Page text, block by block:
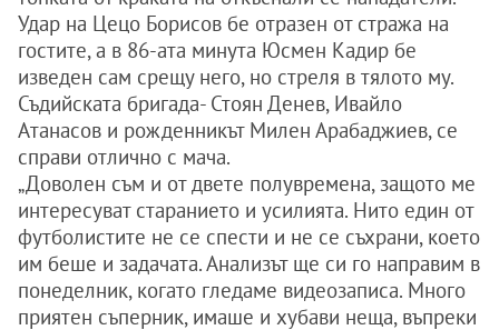
Удар на Цецо Борисов бе отразен от стража на
гостите, а в 86-ата минута Юсмен Кадир бе
изведен сам срещу него, но стреля в тялото му.
Съдийската бригада- Стоян Денев, Ивайло
Атанасов и рожденникът Милен Арабаджиев, се
справи отлично с мача.
„Доволен съм и от двете полувремена, защото ме
интересуват старанието и усилията. Нито един от
футболистите не се спести и не се съхрани, което
им беше и задачата. Анализът ще си го направим в
понеделник, когато гледаме видеозаписа. Много
приятен съперник, имаше и хубави неща, въпреки